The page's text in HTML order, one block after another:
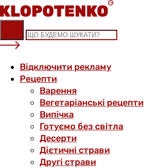
Skip
to
content
Відключити рекламу
Рецепти
Варення
Вегетаріанські рецепти
Випічка
Готуємо без світла
Десерти
Дієтичні страви
Другі страви